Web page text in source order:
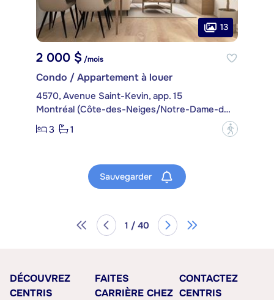
13
2 000 $/mois
Condo / Appartement à louer
4570, Avenue Saint-Kevin, app. 15
Montréal (Côte-des-Neiges/Notre-Dame-de-Grâce)
3
1 ?
Sauvegarder
1 / 40
DÉCOUVREZ
CENTRIS
FAITES
CARRIÈRE CHEZ
CONTACTEZ
CENTRIS